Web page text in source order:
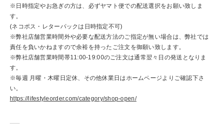
※日時指定やお急ぎの方は、必ずヤマト便での配送選択をお願い致しま
す。
(ネコポス・レターパックは日時指定不可)
※弊社店舗営業時間外や必要な配送方法のご指定が無い場合は、弊社では
責任を負いかねますので余裕を持ったご注文を御願い致します。
※弊社店舗営業時間帯11:00-19:00のご注文は通常翌々日の発送となりま
す。
※毎週 月曜・木曜日定休、その他休業日はホームページよりご確認下さ
い。
https://lifestyleorder.com/category/shop-open/